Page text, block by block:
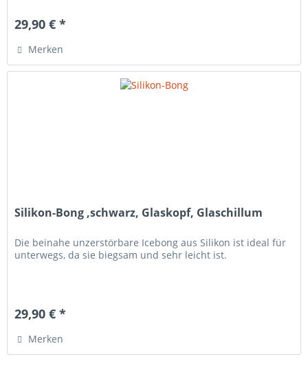
29,90 € *
Merken
Silikon-Bong ,schwarz, Glaskopf, Glaschillum
Die beinahe unzerstörbare Icebong aus Silikon ist ideal für
unterwegs, da sie biegsam und sehr leicht ist.
29,90 € *
Merken